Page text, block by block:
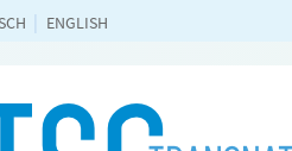
ENGLISH